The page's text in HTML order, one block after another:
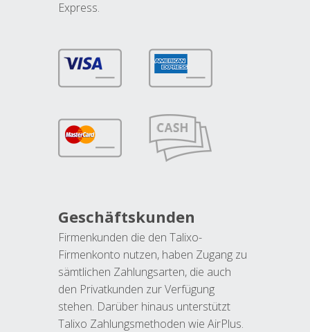
Express.
Geschäftskunden
Firmenkunden die den Talixo-
Firmenkonto nutzen, haben Zugang zu
sämtlichen Zahlungsarten, die auch
den Privatkunden zur Verfügung
stehen. Darüber hinaus unterstützt
Talixo Zahlungsmethoden wie AirPlus.